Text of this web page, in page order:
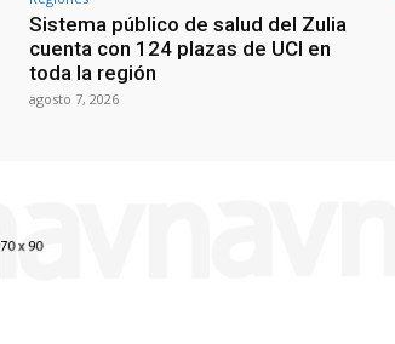
Sistema público de salud del Zulia
cuenta con 124 plazas de UCI en
toda la región
agosto 7, 2026